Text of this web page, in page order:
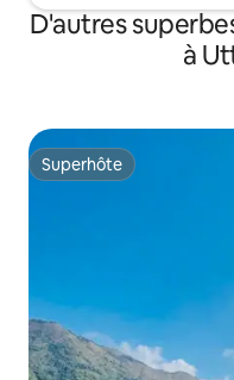
D'autres
à
Superhôte
Superhôte